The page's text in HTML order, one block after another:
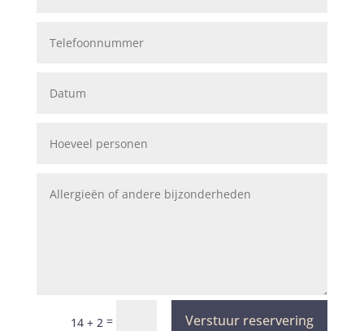
14 + 2 = Verstuur reservering